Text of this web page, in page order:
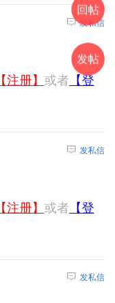
发私信
【注册】 或者 【登
发私信
【注册】 或者 【登
发私信
回帖
发帖